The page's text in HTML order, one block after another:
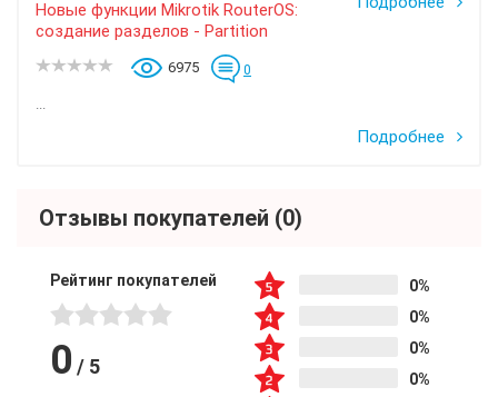
Новые функции Mikrotik RouterOS:
создание разделов - Partition
6975 0
...
Подробнее
Отзывы покупателей (0)
Рейтинг покупателей
0 / 5
0%
0%
0%
0%